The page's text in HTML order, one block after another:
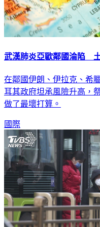
武漢肺炎亞歐鄰國淪陷
在鄰國伊朗、伊拉克、希
耳其政府坦承風險升高，
做了最壞打算。
國際